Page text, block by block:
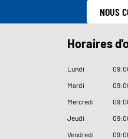
NOUS
Horaires
Lundi 09:
Mardi
09:
Mercredi
09:
Jeudi
09:
Vendredi
09: